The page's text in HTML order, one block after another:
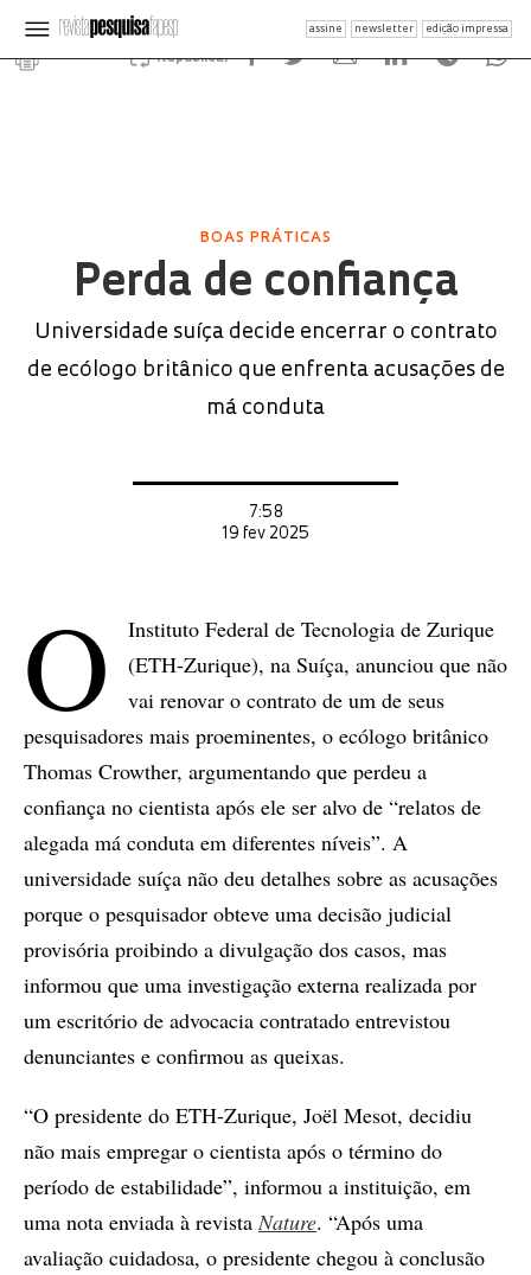
assine newsletter edição impressa
Republicar
BOAS PRÁTICAS
Perda de confiança
Universidade suíça decide encerrar o contrato
de ecólogo britânico que enfrenta acusações de
má conduta
7:58
19 fev 2025
O
Instituto Federal de Tecnologia de Zurique
(ETH-Zurique), na Suíça, anunciou que não
vai renovar o contrato de um de seus
pesquisadores mais proeminentes, o ecólogo britânico
Thomas Crowther, argumentando que perdeu a
confiança no cientista após ele ser alvo de “relatos de
alegada má conduta em diferentes níveis”. A
universidade suíça não deu detalhes sobre as acusações
porque o pesquisador obteve uma decisão judicial
provisória proibindo a divulgação dos casos, mas
informou que uma investigação externa realizada por
um escritório de advocacia contratado entrevistou
denunciantes e confirmou as queixas.
“O presidente do ETH-Zurique, Joël Mesot, decidiu
não mais empregar o cientista após o término do
período de estabilidade”, informou a instituição, em
uma nota enviada à revistaNature. “Após uma
avaliação cuidadosa, o presidente chegou à conclusão